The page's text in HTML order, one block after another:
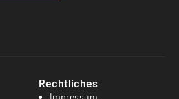
Rechtliches
Impressum